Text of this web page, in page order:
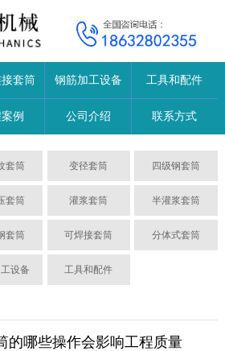
套筒 钢筋加工设备 工具和配件
例 公司介绍 联系方式
套筒 变径套筒 四级钢套筒
套筒 灌浆套筒 半灌浆套筒
套筒 可焊接套筒 分体式套筒
设备 工具和配件
的哪些操作会影响工程质量